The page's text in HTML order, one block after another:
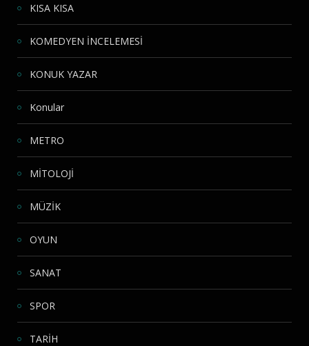
KISA KISA
KOMEDYEN İNCELEMESİ
KONUK YAZAR
Konular
METRO
MİTOLOJİ
MÜZİK
OYUN
SANAT
SPOR
TARİH